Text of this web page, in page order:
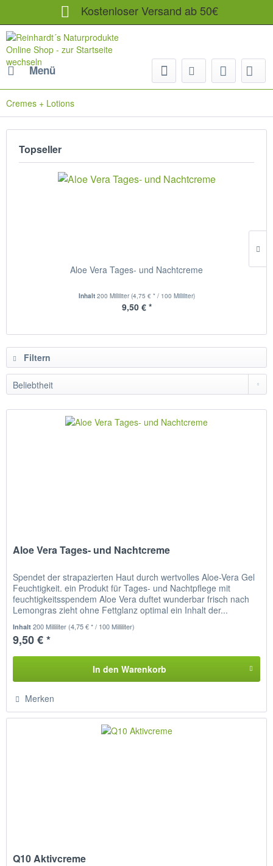
Kostenloser Versand ab 50€
Menü
Cremes + Lotions
Topseller
Aloe Vera Tages- und Nachtcreme
Inhalt 200 Milliliter(4,75 € * / 100 Milliliter)
9,50 € *
Filtern
Aloe Vera Tages- und Nachtcreme
Spendet der strapazierten Haut durch wertvolles Aloe-Vera Gel
Feuchtigkeit. ein Produkt für Tages- und Nachtpflege mit
feuchtigkeitsspendem Aloe Vera duftet wunderbar frisch nach
Lemongras zieht ohne Fettglanz optimal ein Inhalt der...
Inhalt200 Milliliter (4,75 € * / 100 Milliliter)
9,50 € *
In den Warenkorb
Merken
Q10 Aktivcreme